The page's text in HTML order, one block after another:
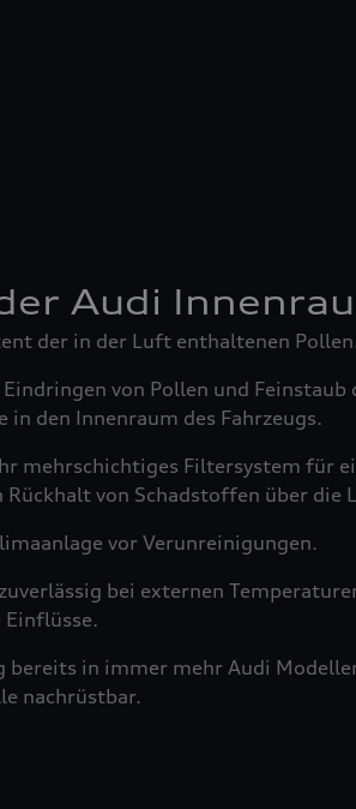
Audi
der in der Luft enthaltenen
von Pollen und Feinstaub
in den Innenraum des Fahrzeugs.
mehrschichtiges Filtersystem für
von Schadstoffen über die
vor Verunreinigungen.
bei externen
Einflüsse.
bereits in immer mehr Audi
nachrüstbar.